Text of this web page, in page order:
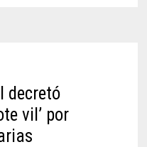
decretó
vil’ por